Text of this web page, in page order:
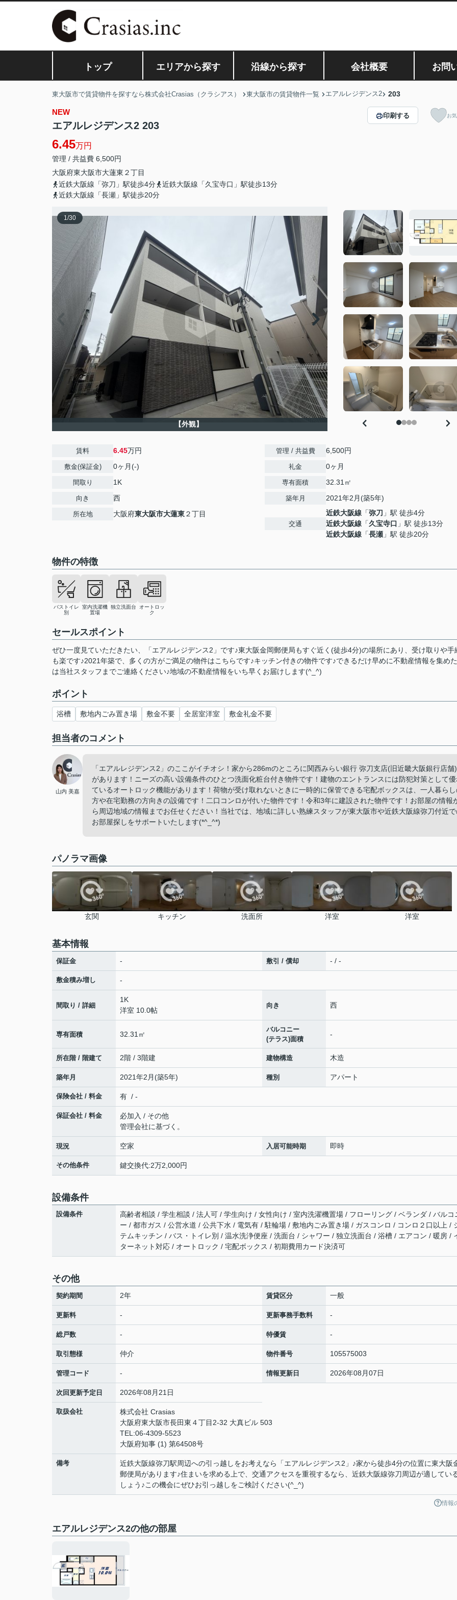
トップ エリアから探す 沿線から探す 会社概要 お問
東大阪市で賃貸物件を探すなら株式会社Crasias（クラシアス） 東大阪市の賃貸物件一覧 エアルレジデンス2 203
NEW
エアルレジデンス2 203
6.45万円
管理 / 共益費 6,500円
大阪府東大阪市大蓮東 ２丁目
近鉄大阪線「弥刀」駅徒歩4分
近鉄大阪線「久宝寺口」駅徒歩13分
近鉄大阪線「長瀬」駅徒歩20分
印刷する お
1/30
【外観】
賃料 6.45万円
敷金(保証金) 0ヶ月(-)
間取り 1K
向き 西
所在地 大阪府東大阪市大蓮東２丁目
管理 / 共益費 6,500円
礼金 0ヶ月
専有面積 32.31㎡
築年月 2021年2月(築5年)
交通
近鉄大阪線 「弥刀 」駅 徒歩4分
近鉄大阪線 「久宝寺口 」駅 徒歩13分
近鉄大阪線 「長瀬 」駅 徒歩20分
物件の特徴
バストイレ
別
室内洗濯機
置場
独立洗面台
オートロッ
ク
セールスポイント
ぜひ一度見ていただきたい、「エアルレジデンス2」です♪東大阪金岡郵便局もすぐ近く(徒歩4分)の場所にあり、受け取りや手
も楽です♪2021年築で、多くの方がご満足の物件はこちらです♪キッチン付きの物件です♪できるだけ早めに不動産情報を集め
は当社スタッフまでご連絡ください♪地域の不動産情報をいち早くお届けします(^_^)
ポイント
浴槽 敷地内ごみ置き場 敷金不要 全居室洋室 敷金礼金不要
担当者のコメント
山内 美嘉
「エアルレジデンス2」のここがイチオシ！家から286mのところに関西みらい銀行 弥刀支店(旧近畿大阪銀行店舗)
があります！ニーズの高い設備条件のひとつ洗面化粧台付き物件です！建物のエントランスには防犯対策として
ているオートロック機能があります！荷物が受け取れないときに一時的に保管できる宅配ボックスは、一人暮ら
方や在宅勤務の方向きの設備です！二口コンロが付いた物件です！令和3年に建設された物件です！お部屋の情報
ら周辺地域の情報までお任せください！当社では、地域に詳しい熟練スタッフが東大阪市や近鉄大阪線弥刀付近
お部屋探しをサポートいたします(*^_^*)
パノラマ画像
玄関 キッチン 洗面所 洋室 洋室
基本情報
保証金 - 敷引 / 償却 - / -
敷金積み増し -
間取り / 詳細
1K
洋室 10.0帖
向き 西
専有面積 32.31㎡
バルコニー
(テラス)面積
-
所在階 / 階建て 2階 / 3階建 建物構造 木造
築年月 2021年2月(築5年) 種別 アパート
保険会社 / 料金 有 / -
保証会社 / 料金
必加入 / その他
管理会社に基づく。
現況 空家 入居可能時期 即時
その他条件 鍵交換代:2万2,000円
設備条件
設備条件
高齢者相談 / 学生相談 / 法人可 / 学生向け / 女性向け / 室内洗濯機置場 / フローリング / ベランダ / バルコ
ー / 都市ガス / 公営水道 / 公共下水 / 電気有 / 駐輪場 / 敷地内ごみ置き場 / ガスコンロ / コンロ２口以上 /
テムキッチン / バス・トイレ別 / 温水洗浄便座 / 洗面台 / シャワー / 独立洗面台 / 浴槽 / エアコン / 暖房 /
ターネット対応 / オートロック / 宅配ボックス / 初期費用カード決済可
その他
契約期間 2年 賃貸区分 一般
更新料 - 更新事務手数料 -
総戸数 - 特優賃 -
取引態様 仲介 物件番号 105575003
管理コード - 情報更新日 2026年08月07日
次回更新予定日 2026年08月21日
取扱会社
株式会社 Crasias
大阪府東大阪市長田東４丁目2-32 大真ビル 503
TEL:06-4309-5523
大阪府知事 (1) 第64508号
備考
近鉄大阪線弥刀駅周辺への引っ越しをお考えなら「エアルレジデンス2」♪家から徒歩4分の位置に東大阪
郵便局があります♪住まいを求める上で、交通アクセスを重視するなら、近鉄大阪線弥刀周辺が適してい
しょう♪この機会にぜひお引っ越しをご検討ください(^_^)
情報
エアルレジデンス2の他の部屋